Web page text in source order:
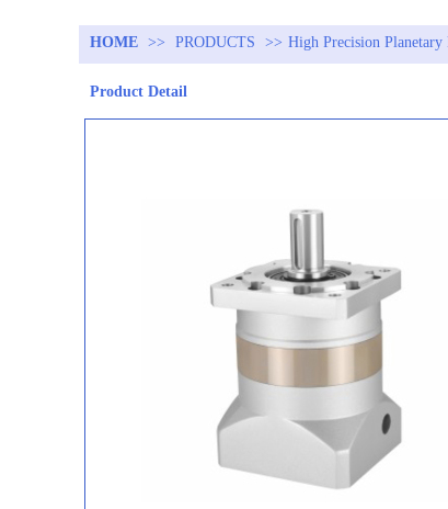
HOME >> PRODUCTS >> High Precision Planetary
Product Detail